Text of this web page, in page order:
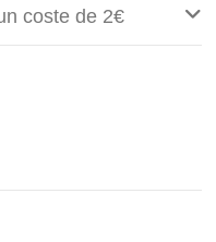
coste de 2€